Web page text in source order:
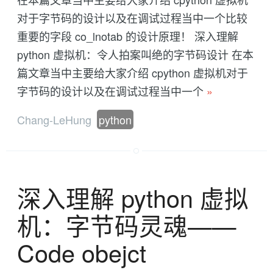
对于字节码的设计以及在调试过程当中一个比较
重要的字段 co_lnotab 的设计原理！ 深入理解
python 虚拟机：令人拍案叫绝的字节码设计 在本
篇文章当中主要给大家介绍 cpython 虚拟机对于
字节码的设计以及在调试过程当中一个 »
Chang-LeHung python
深入理解 python 虚拟
机：字节码灵魂——
Code obejct